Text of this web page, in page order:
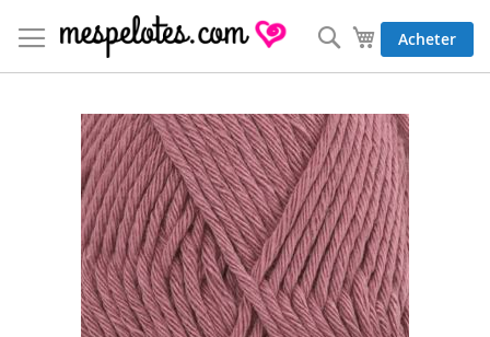
au
contenu
Mon panier
Acheter
Rechercher